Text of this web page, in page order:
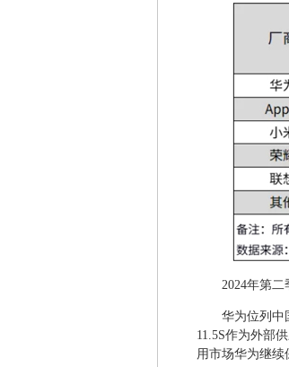
2024年第
华为位列中
11.5S作为外部
用市场华为继续